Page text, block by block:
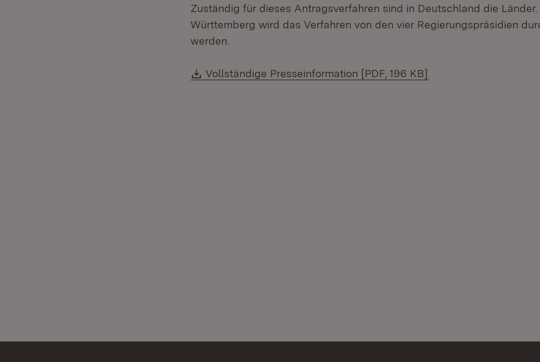
Zuständig für dieses Antragsverfahren sind in Deutschland die
Württemberg wird das Verfahren von den vier Regierungspräsidien
werden.
Download:
Vollständige Presseinformation [PDF, 196 KB]